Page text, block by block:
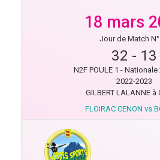
18 mars
Jour de Match
32 - 13
N2F POULE 1 -
2022-2023
GILBERT LALANNE à
FLOIRAC CENON vs